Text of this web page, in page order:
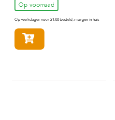
Op voorraad
Op werkdagen voor 21:00 besteld, morgen in huis